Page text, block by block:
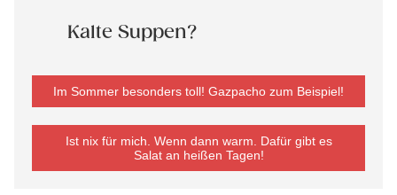
Kalte Suppen?
Im Sommer besonders toll! Gazpacho zum Beispiel!
Ist nix für mich. Wenn dann warm. Dafür gibt es
Salat an heißen Tagen!